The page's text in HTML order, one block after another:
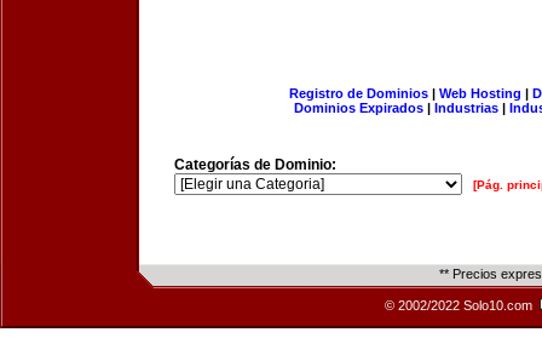
Registro de Dominios| Web Hosting |
Dominios Expirados | Industrias |
Categorías de Dominio:
[Pág.
** Precios
© 2002/2022 Solo10.com